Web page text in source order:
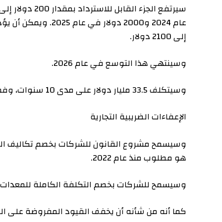
وسينتهي هذا التوسع في عام 2026.
وسيتكلف 33.5 مليار دولار على مدى 10 سنوات، وفقا للجنة المشتركة المعنية بالضرائب في الكونغرس.
الإعفاءات الضريبية التجارية
وسيسمح مشروع القانون للشركات بخصم تكاليف
هو مطلوب منذ عام 2022.
وسيسمح للشركات بخصم التكلفة الكاملة للمعدات
كما أنه من شأنه أن يخفف القيود المفروضة على